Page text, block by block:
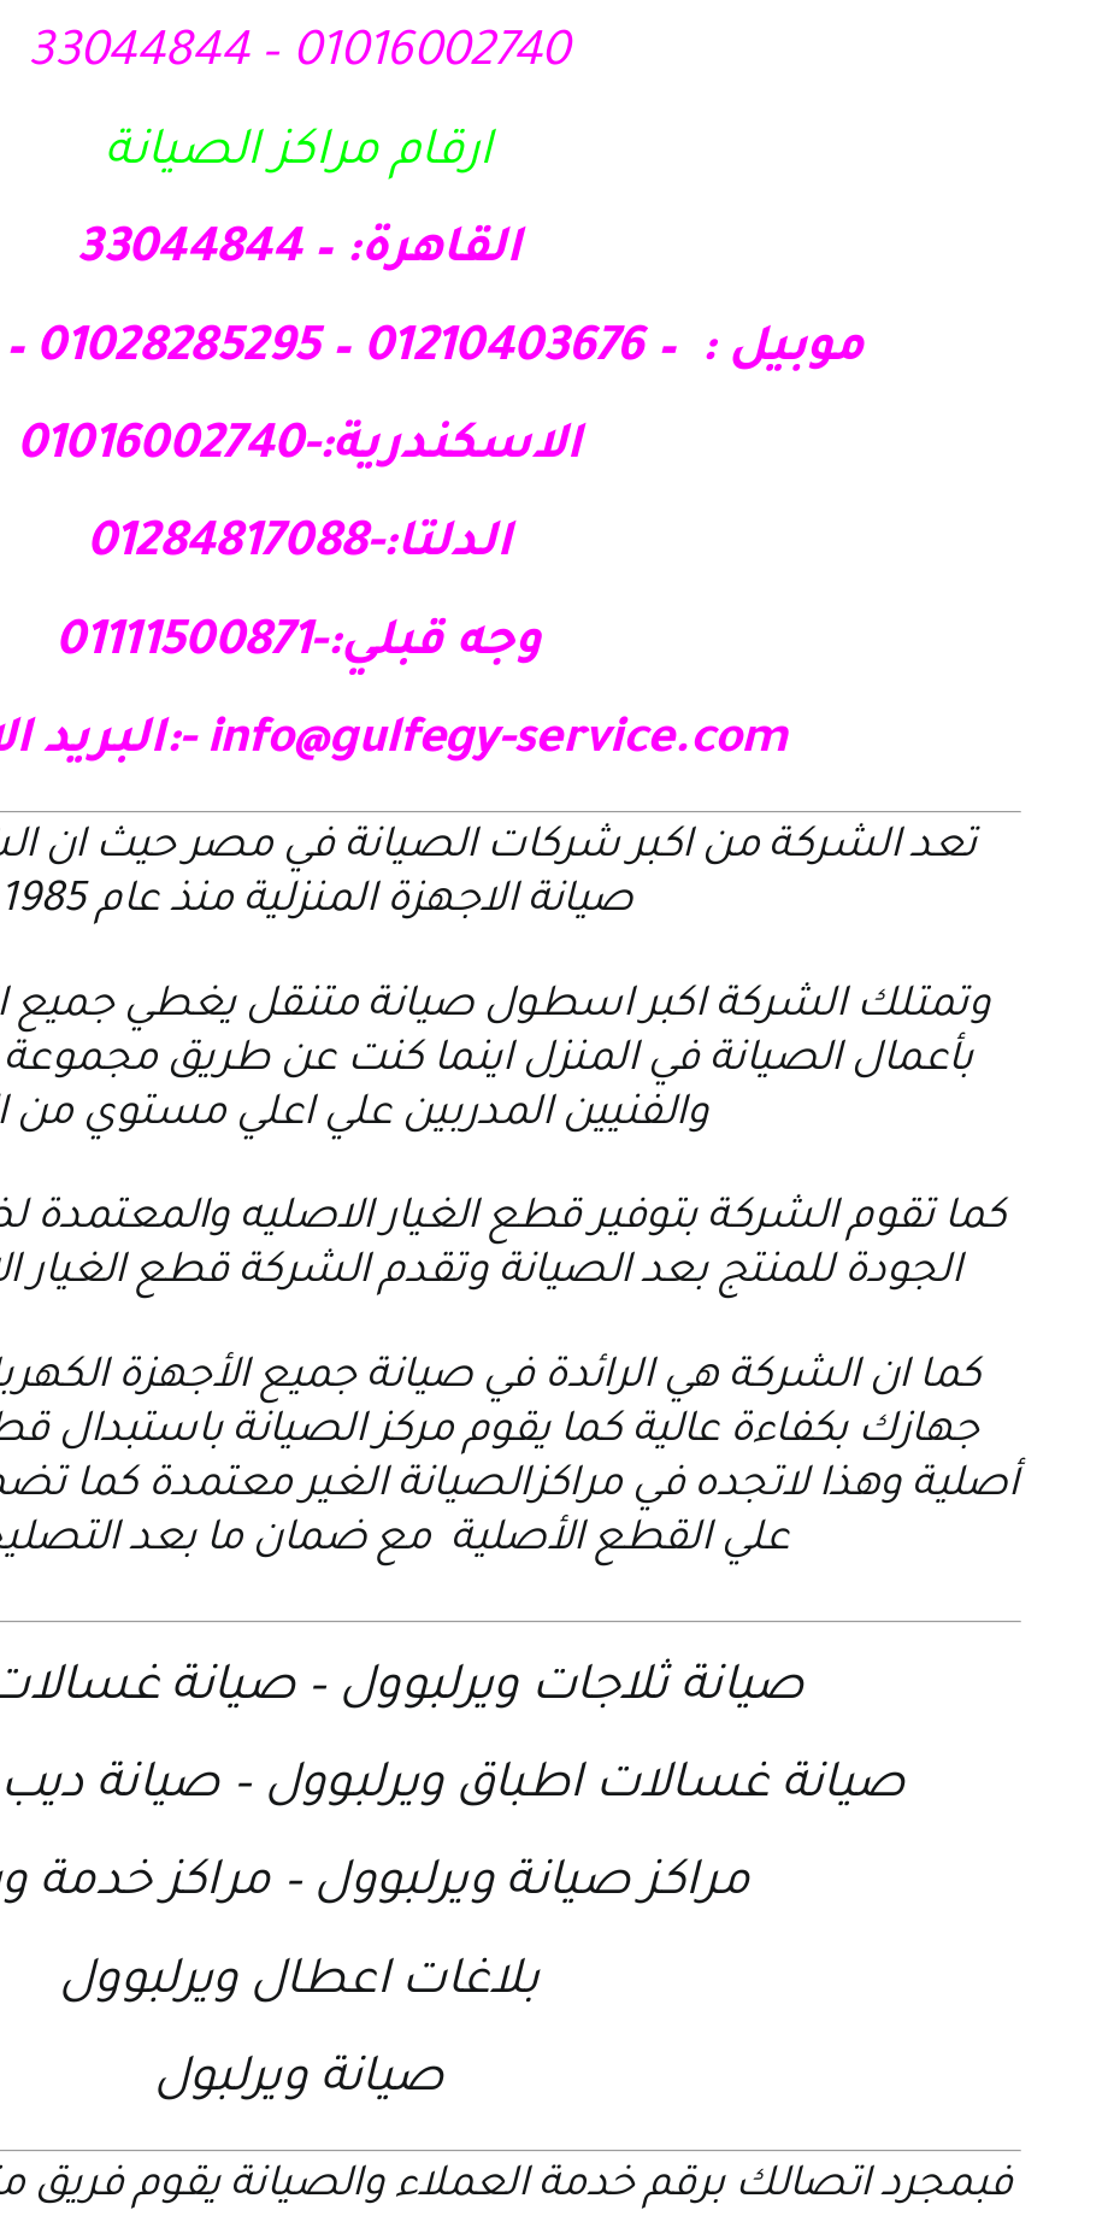
01016002740 – 33044844
ارقام مراكز الصيانة
القاهرة: – 33044844
موبيل : – 01210403676 – 01028285295 – 01121717340
الاسكندرية:-01016002740
الدلتا:-01284817088
وجه قبلي:-01111500871
info@gulfegy-service.com -:البريد
تعد الشركة من اكبر شركات الصيانة في مصر حيث ان
صيانة الاجهزة المنزلية منذ عام 1985 م
وتمتلك الشركة اكبر اسطول صيانة متنقل يغطي جميع
بأعمال الصيانة في المنزل اينما كنت عن طريق
والفنيين المدربين علي اعلي مستوي من
كما تقوم الشركة بتوفير قطع الغيار الاصليه
الجودة للمنتج بعد الصيانة وتقدم الشركة قطع الغيار
كما ان الشركة هي الرائدة في صيانة جميع الأجهزة
جهازك بكفاءة عالية كما يقوم مركز الصيانة باستبدال
أصلية وهذا لاتجده في مراكزالصيانة الغير معتمدة
علي القطع الأصلية مع ضمان ما بعد
صيانة ثلاجات ويرلبوول – صيانة
صيانة غسالات اطباق ويرلبوول –صيانة ديب
مراكز صيانة ويرلبوول –مراكز خدمة
بلاغات اعطال ويرلبوول
صيانة ويرلبول
فبمجرد اتصالك برقم خدمة العملاء والصيانة يقوم